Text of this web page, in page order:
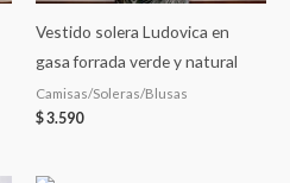
Vestido solera Ludovica en
gasa forrada verde y natural
Camisas/Soleras/Blusas
$3.590